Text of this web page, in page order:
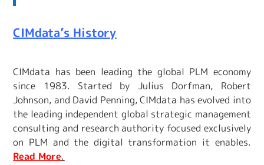
CIMdata’s History
CIMdata has been leading the global PLM economy
since 1983. Started by Julius Dorfman, Robert
Johnson, and David Penning, CIMdata has evolved into
the leading independent global strategic management
consulting and research authority focused exclusively
on PLM and the digital transformation it enables.
Read More.